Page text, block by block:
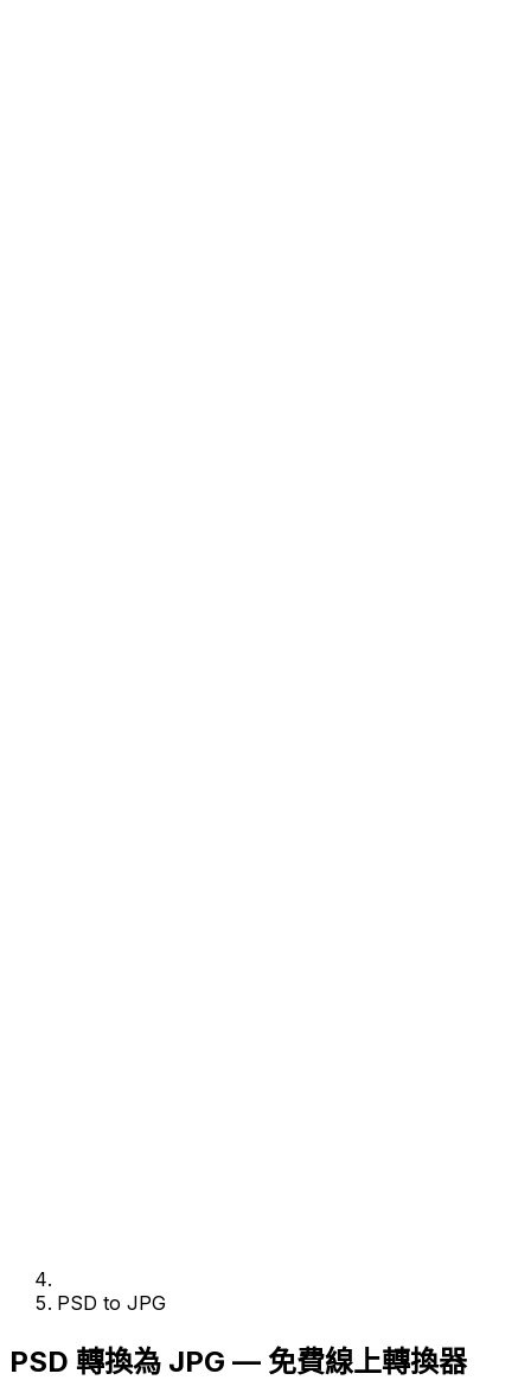
PSD to JPG
PSD 轉換為 JPG — 免費線上轉換器